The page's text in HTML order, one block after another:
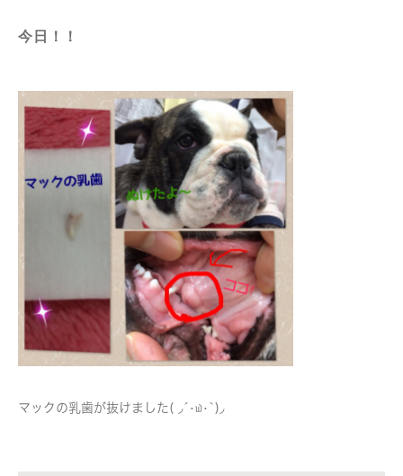
今日！！
マックの乳歯が抜けました( ◞´•௰•`)◞